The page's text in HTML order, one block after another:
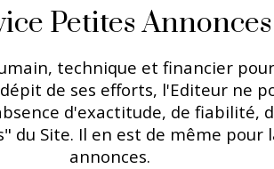
Petites Annonces
technique et financier
de ses efforts, l'Editeur ne
d'exactitude, de fiabilité,
Site. Il en est de même
annonces.